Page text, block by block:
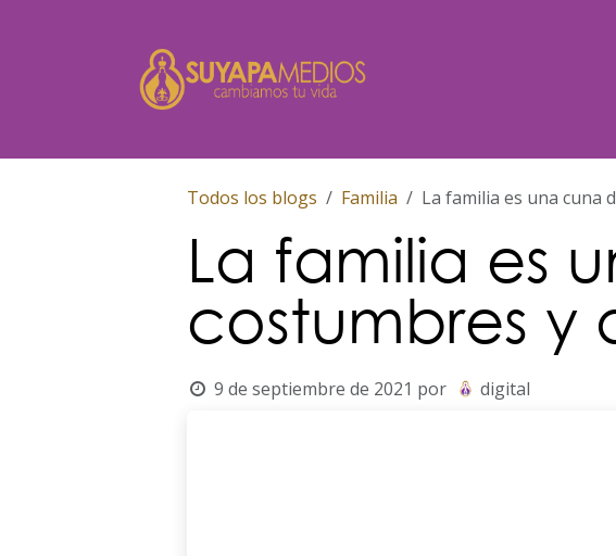
Todos los blogs Familia La familia es una cuna
La familia es
costumbres y
9 de septiembre de 2021 por digital